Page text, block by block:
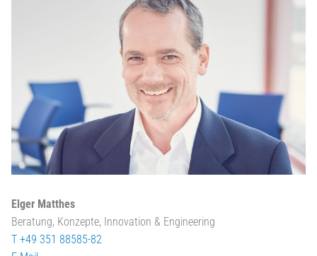
Elger Matthes
Beratung, Konzepte, Innovation & Engineering
T +49 351 88585-82